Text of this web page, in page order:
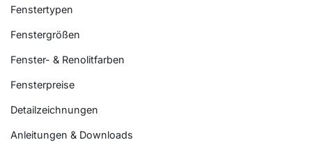
Fenstertypen
Fenstergrößen
Fenster- & Renolitfarben
Fensterpreise
Detailzeichnungen
Anleitungen & Downloads